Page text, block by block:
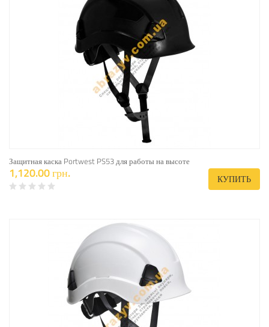
Защитная каска Portwest PS53 для работы на высоте
1,120.00 грн. КУПИТЬ